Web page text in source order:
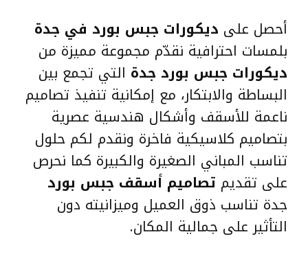
أحصل على ديكورات جبس بورد في جدة
بلمسات احترافية نقدّم مجموعة مميزة من
ديكورات جبس بورد جدة التي تجمع بين
البساطة والابتكار، مع إمكانية تنفيذ تصاميم
ناعمة للأسقف وأشكال هندسية عصرية
بتصاميم كلاسيكية فاخرة ونقدم لكم حلول
تناسب المباني الصغيرة والكبيرة كما نحرص
على تقديم تصاميم أسقف جبس بورد
جدة تناسب ذوق العميل وميزانيته دون
التأثير على جمالية المكان.